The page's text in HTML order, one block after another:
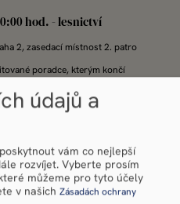
hod. - lesnictví
2, zasedací místnost 2. patro
poradce, kterým končí
hod. - zemědělství
2, zasedací místnost 2. patro
údajů a
vám co nejlepší
rozvíjet. Vyberte prosím
můžeme pro tyto účely
v našich Zásadách ochrany